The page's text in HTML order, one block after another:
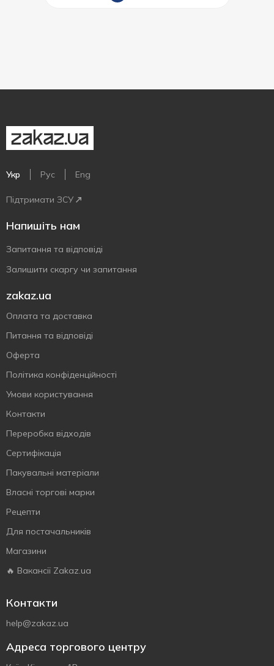
Укр Рус Eng
Підтримати ЗСУ
Напишіть нам
Запитання та відповіді
Залишити скаргу чи запитання
zakaz.ua
Оплата та доставка
Питання та відповіді
Оферта
Політика конфіденційності
Умови користування
Контакти
Переробка відходів
Сертифiкацiя
Пакувальні матеріали
Власнi торговi марки
Рецепти
Для постачальників
Магазини
🔥 Вакансії Zakaz.ua
Контакти
help@zakaz.ua
Адреса торгового центру